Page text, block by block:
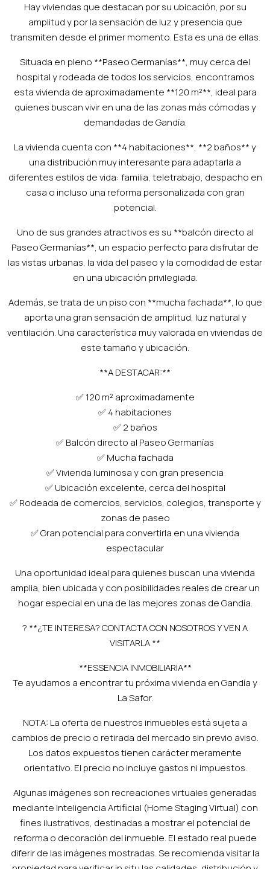
Hay viviendas que destacan por su ubicación, por su
amplitud y por la sensación de luz y presencia que
transmiten desde el primer momento. Esta es una de ellas.
Situada en pleno **Paseo Germanías**, muy cerca del
hospital y rodeada de todos los servicios, encontramos
esta vivienda de aproximadamente **120 m²**, ideal para
quienes buscan vivir en una de las zonas más cómodas y
demandadas de Gandía.
La vivienda cuenta con **4 habitaciones**, **2 baños** y
una distribución muy interesante para adaptarla a
diferentes estilos de vida: familia, teletrabajo, despacho en
casa o incluso una reforma personalizada con gran
potencial.
Uno de sus grandes atractivos es su **balcón directo al
Paseo Germanías**, un espacio perfecto para disfrutar de
las vistas urbanas, la vida del paseo y la comodidad de estar
en una ubicación privilegiada.
Además, se trata de un piso con **mucha fachada**, lo que
aporta una gran sensación de amplitud, luz natural y
ventilación. Una característica muy valorada en viviendas de
este tamaño y ubicación.
**A DESTACAR:**
✅ 120 m² aproximadamente
✅ 4 habitaciones
✅ 2 baños
✅ Balcón directo al Paseo Germanías
✅ Mucha fachada
✅ Vivienda luminosa y con gran presencia
✅ Ubicación excelente, cerca del hospital
✅ Rodeada de comercios, servicios, colegios, transporte y
zonas de paseo
✅ Gran potencial para convertirla en una vivienda
espectacular
Una oportunidad ideal para quienes buscan una vivienda
amplia, bien ubicada y con posibilidades reales de crear un
hogar especial en una de las mejores zonas de Gandía.
? **¿TE INTERESA? CONTACTA CON NOSOTROS Y VEN A
VISITARLA.**
**ESSENCIA INMOBILIARIA**
Te ayudamos a encontrar tu próxima vivienda en Gandía y
La Safor.
NOTA: La oferta de nuestros inmuebles está sujeta a
cambios de precio o retirada del mercado sin previo aviso.
Los datos expuestos tienen carácter meramente
orientativo. El precio no incluye gastos ni impuestos.
Algunas imágenes son recreaciones virtuales generadas
mediante Inteligencia Artificial (Home Staging Virtual) con
fines ilustrativos, destinadas a mostrar el potencial de
reforma o decoración del inmueble. El estado real puede
diferir de las imágenes mostradas. Se recomienda visitar la